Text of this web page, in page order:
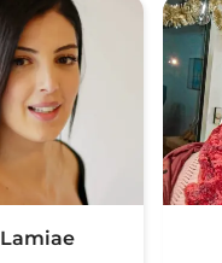
Lamiae